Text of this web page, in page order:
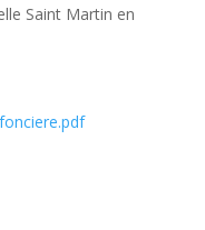
Saint Martin en